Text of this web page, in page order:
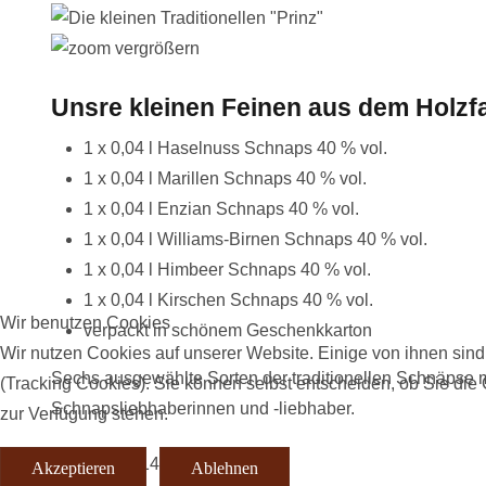
vergrößern
Unsre kleinen Feinen aus dem
1 x 0,04 l Haselnuss Schnaps 40 % vol.
1 x 0,04 l Marillen Schnaps 40 % vol.
1 x 0,04 l Enzian Schnaps 40 % vol.
1 x 0,04 l Williams-Birnen Schnaps 40 % vol.
1 x 0,04 l Himbeer Schnaps 40 % vol.
1 x 0,04 l Kirschen Schnaps 40 % vol.
verpackt in schönem Geschenkkarton
Sechs ausgewählte Sorten der traditionellen Schnäpse
Schnapsliebhaberinnen und -liebhaber.
Alter Preis: 14,99 EUR
Wir benutzen Cookies
Wir nutzen Cookies auf unserer Website. Einige von ihnen
(Tracking Cookies). Sie können selbst entscheiden, ob Sie
zur Verfügung stehen.
Akzeptieren
Ablehnen